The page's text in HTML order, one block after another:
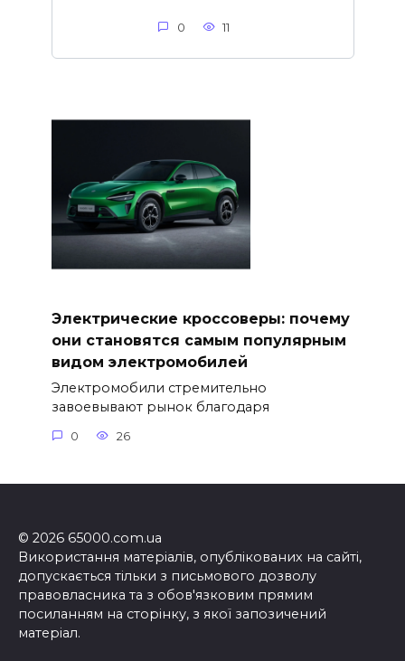
0 11
Электрические кроссоверы: почему
они становятся самым популярным
видом электромобилей
Электромобили стремительно
завоевывают рынок благодаря
0 26
© 2026 65000.com.ua
Використання матеріалів, опублікованих на сайті,
допускається тільки з письмового дозволу
правовласника та з обов'язковим прямим
посиланням на сторінку, з якої запозичений
матеріал.